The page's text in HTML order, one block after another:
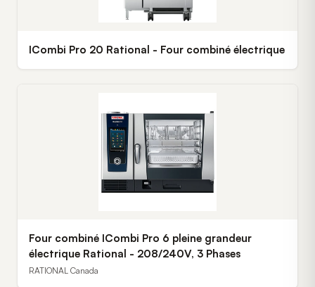
ICombi Pro 20 Rational - Four combiné électrique
Four combiné ICombi Pro 6 pleine grandeur
électrique Rational - 208/240V, 3 Phases
RATIONAL Canada